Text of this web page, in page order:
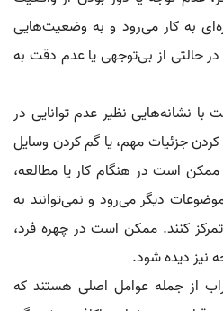
به کار می‌رود و به وضعیت‌هایی
حالتی از بی‌توجهی یا عدم دقت به
نشانه‌هایی نظیر عدم توانایی در
جزئیات مهم، یا گم کردن وسایل
است در هنگام کار یا مطالعه،
دیگر می‌رود و نمی‌توانند به
کنند. ممکن است در چهره فرد،
نیز دیده شود.
از جمله عوامل اصلی هستند که